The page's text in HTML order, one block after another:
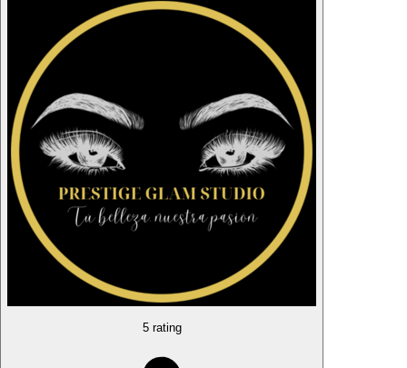
5 rating